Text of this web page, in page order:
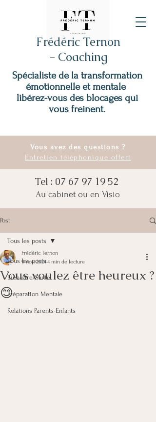
Frédéric Ternon
- Coaching
Spécialiste de la transformation
émotionnelle et mentale
libérez-vous des blocages qui
vous freinent.
Vous avez des questions ?
Entretien téléphonique offert
Tel : 07 67 97 19 52
Au cabinet ou en Visio
Post
Tous les posts
Bien être/Santé
Préparation Mentale
Relations Parents-Enfants
Tous les posts
Vous voulez être heureux ?
😊
Frédéric Ternon
9 nov. 20244 min de lecture